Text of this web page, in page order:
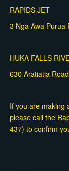
RAPIDS JET
3 Nga Awa Purua
HUKA FALLS
630 Aratiatia
If you are making
please call the
437) to confirm